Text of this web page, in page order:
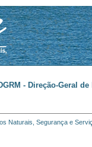
- Direção-Geral
Naturais, Segurança e